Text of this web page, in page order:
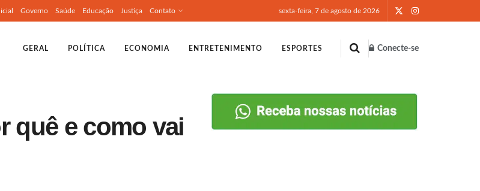
Governo Saúde Educação Justiça Contato sexta-feira, 7 de agosto de 2026
GERAL POLÍTICA ECONOMIA ENTRETENIMENTO ESPORTES Conecte-se
quê e como vai